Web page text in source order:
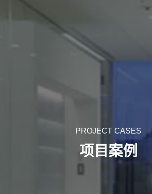
PROJECT CASES
项目案例